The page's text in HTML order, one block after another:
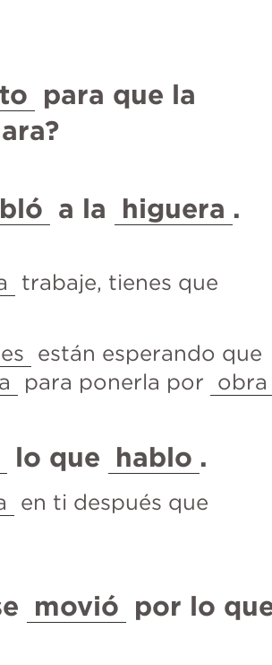
a la higuera .
están esperando que
para ponerla por obra
lo que hablo .
en ti después que
movió